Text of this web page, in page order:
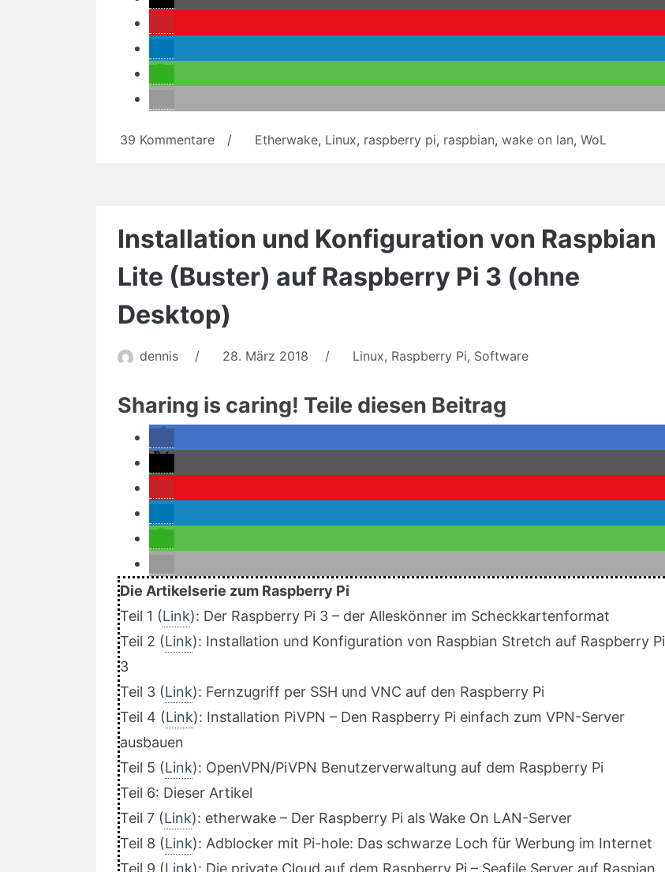
39 Kommentarezu
Pi
als
Wake
On
LAN-
Server
/ Etherwake, Linux, raspberry pi, raspbian,wake on lan,WoL
Installation und Konfiguration von Raspbian
Lite (Buster) auf Raspberry Pi 3 (ohne
Desktop)
dennis / 28. März 2018 / Linux, Raspberry Pi, Software
Sharing is caring! Teile diesen Beitrag
Die Artikelserie zum Raspberry Pi
Teil 1 (Link): Der Raspberry Pi 3 – der Alleskönner im Scheckkartenformat
Teil 2 (Link): Installation und Konfiguration von Raspbian Stretch auf Raspberry Pi
3
Teil 3 (Link): Fernzugriff per SSH und VNC auf den Raspberry Pi
Teil 4 (Link): Installation PiVPN – Den Raspberry Pi einfach zum VPN-Server
ausbauen
Teil 5 (Link): OpenVPN/PiVPN Benutzerverwaltung auf dem Raspberry Pi
Teil 6: Dieser Artikel
Teil 7 (Link): etherwake – Der Raspberry Pi als Wake On LAN-Server
Teil 8 (Link): Adblocker mit Pi-hole: Das schwarze Loch für Werbung im Internet
Teil 9 (Link): Die private Cloud auf dem Raspberry Pi – Seafile Server auf Raspian